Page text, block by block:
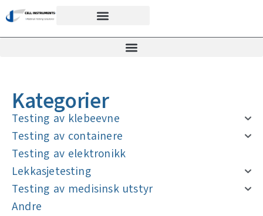
Kategorier
Testing av klebeevne
Testing av containere
Testing av elektronikk
Lekkasjetesting
Testing av medisinsk utstyr
Andre